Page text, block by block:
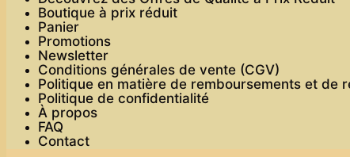
Boutique à prix réduit
Panier
Promotions
Newsletter
Conditions générales de vente (CGV)
Politique en matière de remboursements et de
Politique de confidentialité
À propos
FAQ
Contact